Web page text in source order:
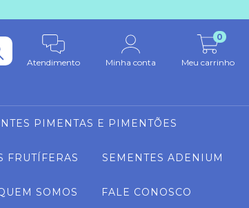
Atendimento Minha conta Meu carrinho
0
PIMENTAS E PIMENTÕES
FRUTÍFERAS SEMENTES ADENIUM
SOMOS FALE CONOSCO